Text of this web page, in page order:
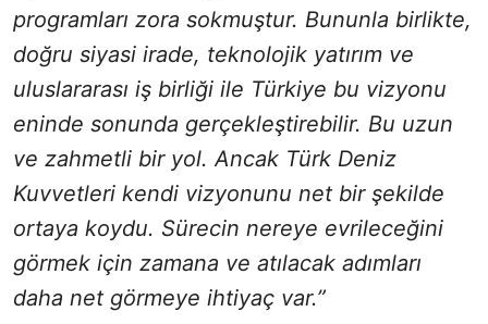
programları zora sokmuştur. Bununla birlikte,
doğru siyasi irade, teknolojik yatırım ve
uluslararası iş birliği ile Türkiye bu vizyonu
eninde sonunda gerçekleştirebilir. Bu uzun
ve zahmetli bir yol. Ancak Türk Deniz
Kuvvetleri kendi vizyonunu net bir şekilde
ortaya koydu. Sürecin nereye evrileceğini
görmek için zamana ve atılacak adımları
daha net görmeye ihtiyaç var.”